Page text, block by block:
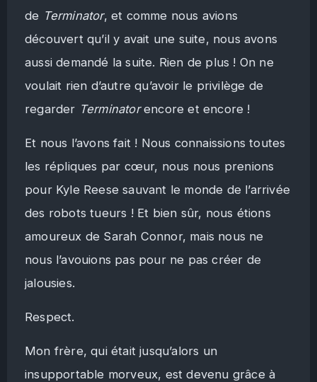
de Terminator, et comme nous avions
découvert qu’il y avait une suite, nous avons
aussi demandé la suite. Rien de plus ! On ne
voulait rien d’autre qu’avoir le privilège de
regarder Terminatorencore et encore !
Et nous l’avons fait ! Nous connaissions toutes
les répliques par cœur, nous nous prenions
pour Kyle Reese sauvant le monde de l’arrivée
des robots tueurs ! Et bien sûr, nous étions
amoureux de Sarah Connor, mais nous ne
nous l’avouions pas pour ne pas créer de
jalousies.
Respect.
Mon frère, qui était jusqu’alors un
insupportable morveux, est devenu grâce à